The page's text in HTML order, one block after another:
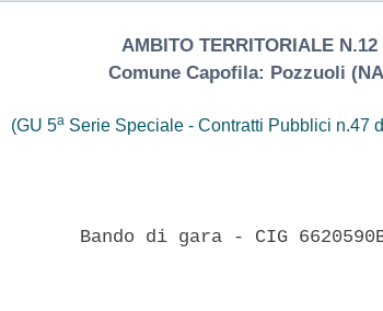
AMBITO TERRITORIALE N.12
Comune Capofila: Pozzuoli
(GU 5a Serie Speciale - Contratti Pubblici n.47
Bando di gara - CIG